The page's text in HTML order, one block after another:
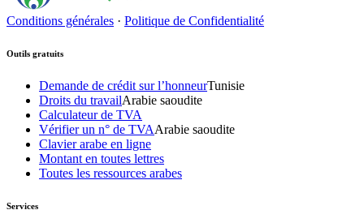
Conditions générales · Politique de Confidentialité
Outils gratuits
Demande de crédit sur l’honneurTunisie
Droits du travailArabie saoudite
Calculateur de TVA
Vérifier un n° de TVAArabie saoudite
Clavier arabe en ligne
Montant en toutes lettres
Toutes les ressources arabes
Services